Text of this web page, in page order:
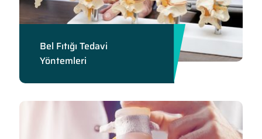
Bel Fıtığı Tedavi
Yöntemleri